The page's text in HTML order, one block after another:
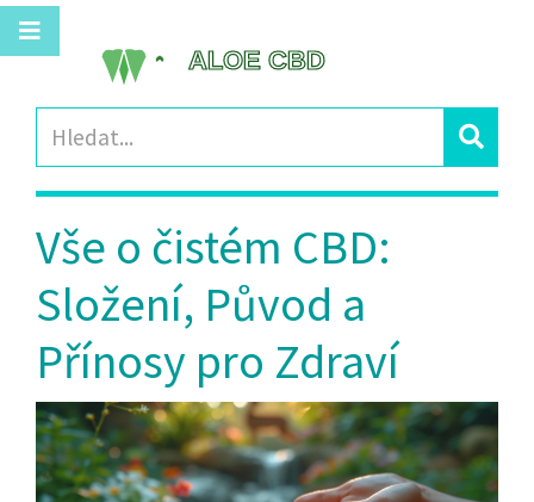
Vše o čistém CBD:
Složení, Původ a
Přínosy pro Zdraví